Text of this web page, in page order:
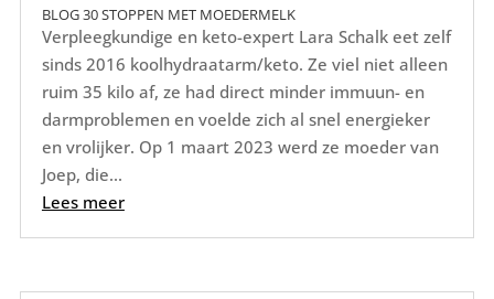
BLOG 30 STOPPEN MET MOEDERMELK
Verpleegkundige en keto-expert Lara Schalk eet zelf
sinds 2016 koolhydraatarm/keto. Ze viel niet alleen
ruim 35 kilo af, ze had direct minder immuun- en
darmproblemen en voelde zich al snel energieker
en vrolijker. Op 1 maart 2023 werd ze moeder van
Joep, die...
Lees meer